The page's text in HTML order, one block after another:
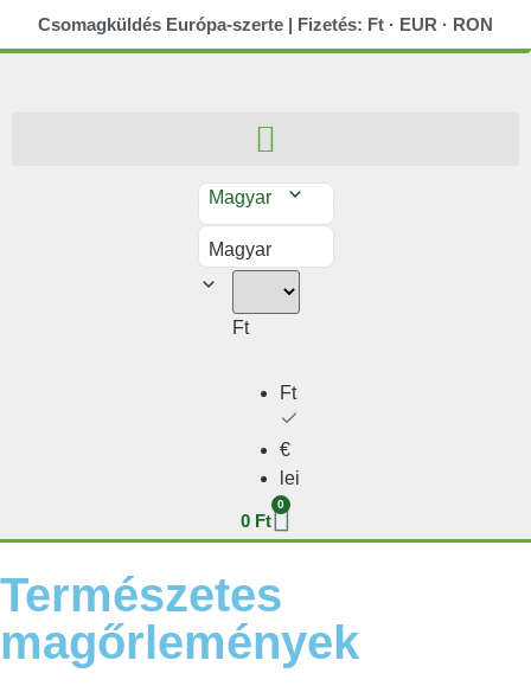
Csomagküldés Európa-szerte | Fizetés: Ft · EUR · RON
Magyar
Magyar
Ft
Ft
€
lei
0 Ft
0
Természetes
magőrlemények